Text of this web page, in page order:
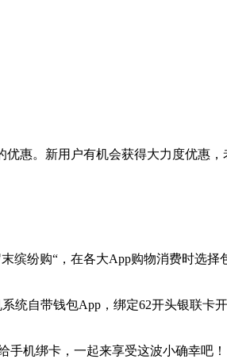
惠。新用户有机会获得大力度优惠，
缤纷购“，在各大App购物消费时选择
统自带钱包App，绑定62开头银联卡
机绑卡，一起来享受这波小确幸吧！